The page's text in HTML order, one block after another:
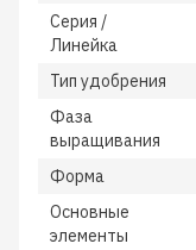
Серия /
Линейка
Тип удобрения
Фаза
выращивания
Форма
Основные
элементы